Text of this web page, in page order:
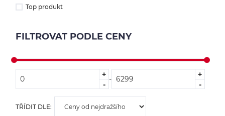
Top produkt
FILTROVAT PODLE CENY
+
-
-
+
-
TŘÍDIT DLE: